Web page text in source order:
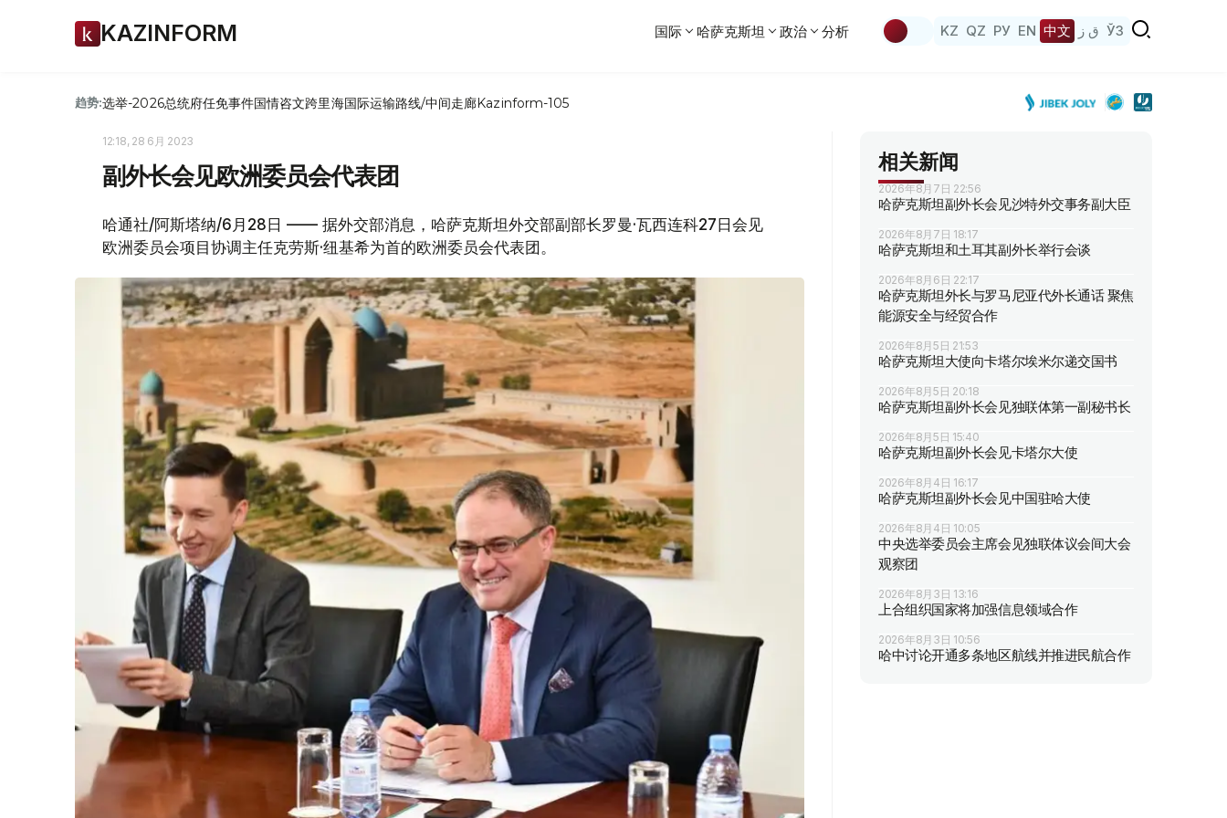
KAZINFORM 国际 哈萨克斯坦 政治 分析 KZ QZ РУ EN 中文 ق ز ЎЗ
趋势:选举-2026总统府任免事件国情咨文跨里海国际运输路线/中间走廊Kazinform-105
12:18, 28 6月 2023
副外长会见欧洲委员会代表团
哈通社/阿斯塔纳/6月28日 —— 据外交部消息，哈萨克斯坦外交部副部长罗曼·瓦西连科27日会见
欧洲委员会项目协调主任克劳斯·纽基希为首的欧洲委员会代表团。
相关新闻
2026年8月7日 22:56
哈萨克斯坦副外长会见沙特外交事务副大臣
2026年8月7日 18:17
哈萨克斯坦和土耳其副外长举行会谈
2026年8月6日 22:17
哈萨克斯坦外长与罗马尼亚代外长通话 聚焦
能源安全与经贸合作
2026年8月5日 21:53
哈萨克斯坦大使向卡塔尔埃米尔递交国书
2026年8月5日 20:18
哈萨克斯坦副外长会见独联体第一副秘书长
2026年8月5日 15:40
哈萨克斯坦副外长会见卡塔尔大使
2026年8月4日 16:17
哈萨克斯坦副外长会见中国驻哈大使
2026年8月4日 10:05
中央选举委员会主席会见独联体议会间大会
观察团
2026年8月3日 13:16
上合组织国家将加强信息领域合作
2026年8月3日 10:56
哈中讨论开通多条地区航线并推进民航合作